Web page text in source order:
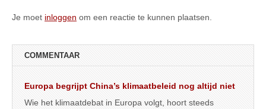
Je moet inloggen om een reactie te kunnen plaatsen.
COMMENTAAR
Europa begrijpt China’s klimaatbeleid nog altijd niet
Wie het klimaatdebat in Europa volgt, hoort steeds